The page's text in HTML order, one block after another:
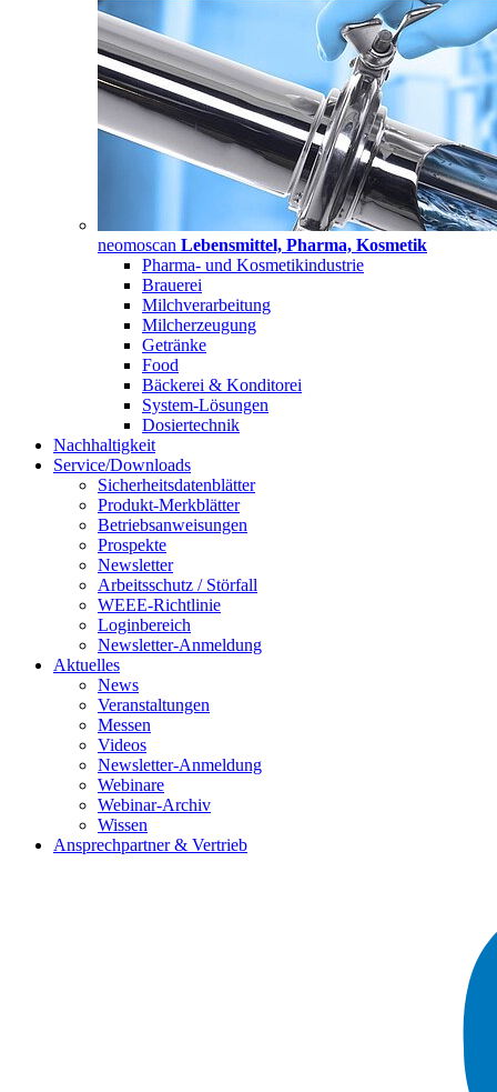
neomoscan Lebensmittel, Pharma, Kosmetik
Pharma- und Kosmetikindustrie
Brauerei
Milchverarbeitung
Milcherzeugung
Getränke
Food
Bäckerei & Konditorei
System-Lösungen
Dosiertechnik
Nachhaltigkeit
Service/Downloads
Sicherheitsdatenblätter
Produkt-Merkblätter
Betriebsanweisungen
Prospekte
Newsletter
Arbeitsschutz / Störfall
WEEE-Richtlinie
Loginbereich
Newsletter-Anmeldung
Aktuelles
News
Veranstaltungen
Messen
Videos
Newsletter-Anmeldung
Webinare
Webinar-Archiv
Wissen
Ansprechpartner & Vertrieb